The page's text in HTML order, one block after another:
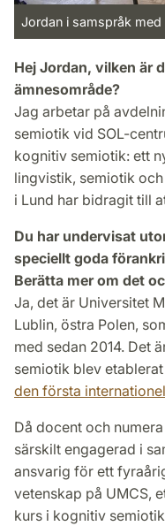
Jordan i samspråk
Hej Jordan, vilken är
ämnesområde?
Jag arbetar på
semiotik vid SOL-
kognitiv semiotik: ett
lingvistik, semiotik
i Lund har bidragit till
Du har undervisat
speciellt goda
Berätta mer om det
Ja, det är Universitet
Lublin, östra Polen,
med sedan 2014. Det
semiotik blev
den första
Då docent och
särskilt engagerad i
ansvarig för ett
vetenskap på UMCS,
kurs i kognitiv